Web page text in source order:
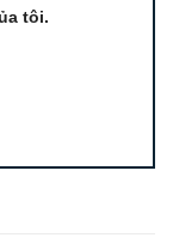
tôi.